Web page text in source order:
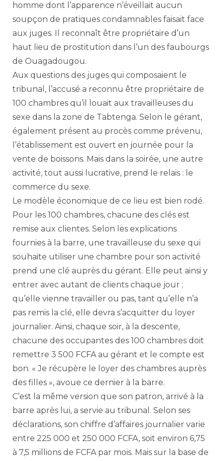
homme dont l’apparence n’éveillait aucun
soupçon de pratiques condamnables faisait face
aux juges. Il reconnaît être propriétaire d’un
haut lieu de prostitution dans l’un des faubourgs
de Ouagadougou.
Aux questions des juges qui composaient le
tribunal, l’accusé a reconnu être propriétaire de
100 chambres qu’il louait aux travailleuses du
sexe dans la zone de Tabtenga. Selon le gérant,
également présent au procès comme prévenu,
l’établissement est ouvert en journée pour la
vente de boissons. Mais dans la soirée, une autre
activité, tout aussi lucrative, prend le relais : le
commerce du sexe.
Le modèle économique de ce lieu est bien rodé.
Pour les 100 chambres, chacune des clés est
remise aux clientes. Selon les explications
fournies à la barre, une travailleuse du sexe qui
souhaite utiliser une chambre pour son activité
prend une clé auprès du gérant. Elle peut ainsi y
entrer avec autant de clients chaque jour ;
qu’elle vienne travailler ou pas, tant qu’elle n’a
pas remis la clé, elle devra s’acquitter du loyer
journalier. Ainsi, chaque soir, à la descente,
chacune des occupantes des 100 chambres doit
remettre 3 500 FCFA au gérant et le compte est
bon. « Je récupère le loyer des chambres auprès
des filles », avoue ce dernier à la barre.
C’est la même version que son patron, arrivé à la
barre après lui, a servie au tribunal. Selon ses
déclarations, son chiffre d’affaires journalier varie
entre 225 000 et 250 000 FCFA, soit environ 6,75
à 7,5 millions de FCFA par mois. Mais sur la base de